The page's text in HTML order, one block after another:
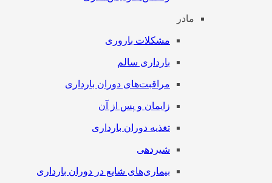
مادر
مشکلات باروری
بارداری سالم
مراقبت‌های دوران بارداری
زایمان و پس از آن
تغذیه دوران بارداری
شیردهی
بیماری‌های شایع در دوران بارداری